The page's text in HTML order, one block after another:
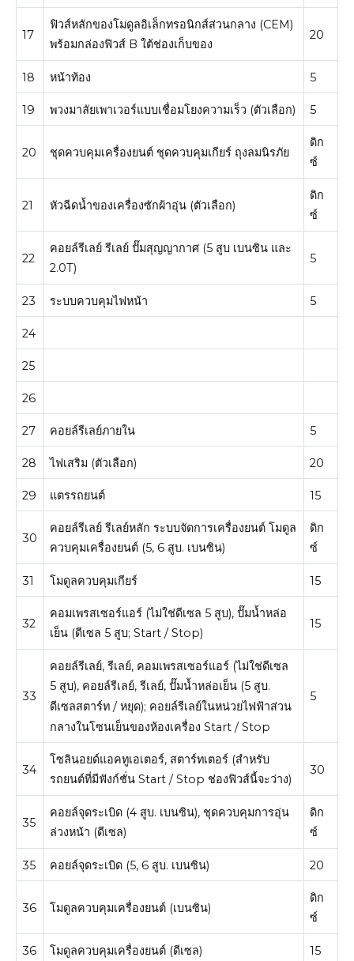
17
ฟิวส์หลักของโมดูลอิเล็กทรอนิกส์ส่วนกลาง (CEM)
พร้อมกล่องฟิวส์ B ใต้ช่องเก็บของ
20
18 หน้าท้อง 5
19 พวงมาลัยเพาเวอร์แบบเชื่อมโยงความเร็ว (ตัวเลือก) 5
20 ชุดควบคุมเครื่องยนต์ ชุดควบคุมเกียร์ ถุงลมนิรภัย
ดิก
ซ์
21 หัวฉีดน้ำของเครื่องซักผ้าอุ่น (ตัวเลือก)
ดิก
ซ์
22
คอยล์รีเลย์ รีเลย์ ปั๊มสุญญากาศ (5 สูบ เบนซิน และ
2.0T)
5
23 ระบบควบคุมไฟหน้า 5
24
25
26
27 คอยล์รีเลย์ภายใน 5
28 ไฟเสริม (ตัวเลือก) 20
29 แตรรถยนต์ 15
30
คอยล์รีเลย์ รีเลย์หลัก ระบบจัดการเครื่องยนต์โมดูล
ควบคุมเครื่องยนต์ (5, 6 สูบ. เบนซิน)
ดิก
ซ์
31 โมดูลควบคุมเกียร์ 15
32
คอมเพรสเซอร์แอร์ (ไม่ใช่ดีเซล 5 สูบ), ปั๊มน้ำหล่อ
เย็น (ดีเซล 5 สูบ; Start / Stop)
15
33
คอยล์รีเลย์, รีเลย์, คอมเพรสเซอร์แอร์ (ไม่ใช่ดีเซล
5 สูบ), คอยล์รีเลย์, รีเลย์, ปั๊มน้ำหล่อเย็น (5 สูบ.
ดีเซลสตาร์ท / หยุด); คอยล์รีเลย์ในหน่วยไฟฟ้าส่วน
กลางในโซนเย็นของห้องเครื่อง Start / Stop
5
34
โซลินอยด์แอคทูเอเตอร์, สตาร์ทเตอร์ (สำหรับ
รถยนต์ที่มีฟังก์ชั่น Start / Stop ช่องฟิวส์นี้จะว่าง)
30
35
คอยล์จุดระเบิด (4 สูบ. เบนซิน), ชุดควบคุมการอุ่น
ล่วงหน้า (ดีเซล)
ดิก
ซ์
35 คอยล์จุดระเบิด (5, 6 สูบ. เบนซิน) 20
36 โมดูลควบคุมเครื่องยนต์ (เบนซิน)
ดิก
ซ์
36 โมดูลควบคุมเครื่องยนต์ (ดีเซล) 15